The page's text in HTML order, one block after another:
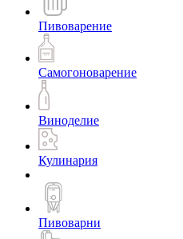
Пивоварение
Самогоноварение
Виноделие
Кулинария
Пивоварни